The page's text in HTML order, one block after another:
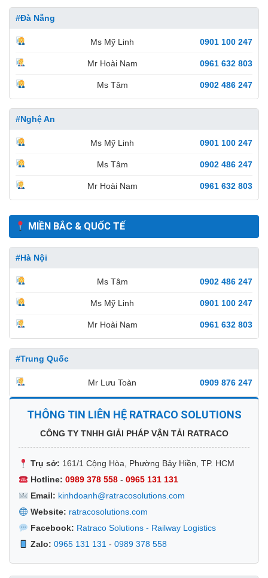
#Đà Nẵng
Ms Mỹ Linh 0901 100 247
Mr Hoài Nam 0961 632 803
Ms Tâm 0902 486 247
#Nghệ An
Ms Mỹ Linh 0901 100 247
Ms Tâm 0902 486 247
Mr Hoài Nam 0961 632 803
MIỀN BẮC & QUỐC TẾ
#Hà Nội
Ms Tâm 0902 486 247
Ms Mỹ Linh 0901 100 247
Mr Hoài Nam 0961 632 803
#Trung Quốc
Mr Lưu Toàn 0909 876 247
THÔNG TIN LIÊN HỆ RATRACO SOLUTIONS
CÔNG TY TNHH GIẢI PHÁP VẬN TẢI RATRACO
Trụ sở: 161/1 Cộng Hòa, Phường Bảy Hiền, TP. HCM
Hotline: 0989 378 558- 0965 131 131
Email: kinhdoanh@ratracosolutions.com
Website: ratracosolutions.com
Facebook: Ratraco Solutions - Railway Logistics
Zalo: 0965 131 131 - 0989 378 558